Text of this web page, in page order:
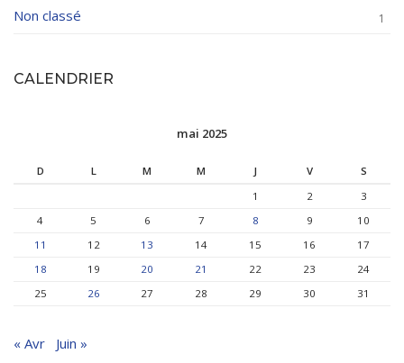
Non classé 1
CALENDRIER
mai 2025
D L M M J V
S
1
2
3
4
5 6 7 8 9
10
11
12 13 14 15 16
17
18
19 20 21 22 23
24
25
26 27 28 29 30 31
« Avr Juin »